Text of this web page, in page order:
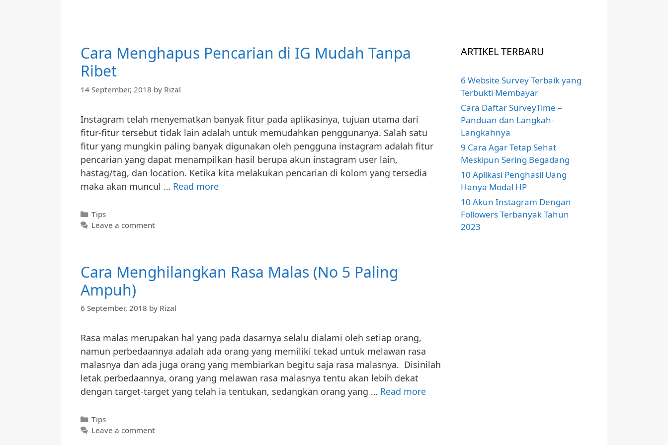
Cara Menghapus Pencarian di IG Mudah Tanpa
Ribet
14 September, 2018 by Rizal
Instagram telah menyematkan banyak fitur pada aplikasinya, tujuan utama dari
fitur-fitur tersebut tidak lain adalah untuk memudahkan penggunanya. Salah satu
fitur yang mungkin paling banyak digunakan oleh pengguna instagram adalah fitur
pencarian yang dapat menampilkan hasil berupa akun instagram user lain,
hastag/tag, dan location. Ketika kita melakukan pencarian di kolom yang tersedia
maka akan muncul … Read moreCara
Tanpa
Ribet
Categories
Tips
Leave a comment
Cara Menghilangkan Rasa Malas (No 5 Paling
Ampuh)
6 September, 2018 by Rizal
Rasa malas merupakan hal yang pada dasarnya selalu dialami oleh setiap orang,
namun perbedaannya adalah ada orang yang memiliki tekad untuk melawan rasa
malasnya dan ada juga orang yang membiarkan begitu saja rasa malasnya. Disinilah
letak perbedaannya, orang yang melawan rasa malasnya tentu akan lebih dekat
dengan target-target yang telah ia tentukan, sedangkan orang yang … Read moreCara
Categories
Tips
Leave a comment
ARTIKEL TERBARU
6 Website Survey Terbaik yang
Terbukti Membayar
Cara Daftar SurveyTime –
Panduan dan Langkah-
Langkahnya
9 Cara Agar Tetap Sehat
Meskipun Sering Begadang
10 Aplikasi Penghasil Uang
Hanya Modal HP
10 Akun Instagram Dengan
Followers Terbanyak Tahun
2023